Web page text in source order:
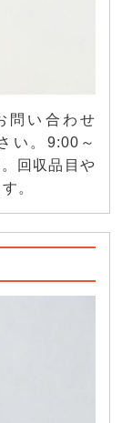
問い合わせ
い。9:00～
回収品目や
。